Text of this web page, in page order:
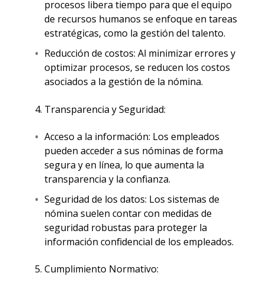
procesos libera tiempo para que el equipo
de recursos humanos se enfoque en tareas
estratégicas, como la gestión del talento.
Reducción de costos: Al minimizar errores y
optimizar procesos, se reducen los costos
asociados a la gestión de la nómina.
Transparencia y Seguridad:
Acceso a la información: Los empleados
pueden acceder a sus nóminas de forma
segura y en línea, lo que aumenta la
transparencia y la confianza.
Seguridad de los datos: Los sistemas de
nómina suelen contar con medidas de
seguridad robustas para proteger la
información confidencial de los empleados.
Cumplimiento Normativo: